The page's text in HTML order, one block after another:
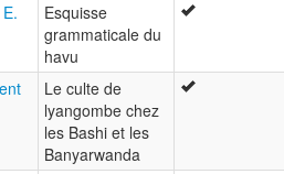
Esquisse
grammaticale du
havu
Le culte de
lyangombe chez
les Bashi et les
Banyarwanda